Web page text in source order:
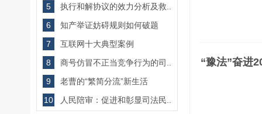
5
执行和解协议的效力分析及救..
6
知产举证妨碍规则如何破题
7
互联网十大典型案例
8
商号仿冒不正当竞争行为的司..
9
老曹的“繁简分流”新生活
10
人民陪审：促进和彰显司法民..
“豫法”奋进